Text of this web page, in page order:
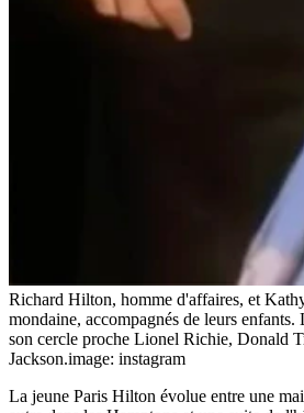
Richard Hilton, homme d'affaires, et
mondaine, accompagnés de leurs enfants.
son cercle proche Lionel Richie, Donald
Jackson.image: instagram
La jeune Paris Hilton évolue entre une